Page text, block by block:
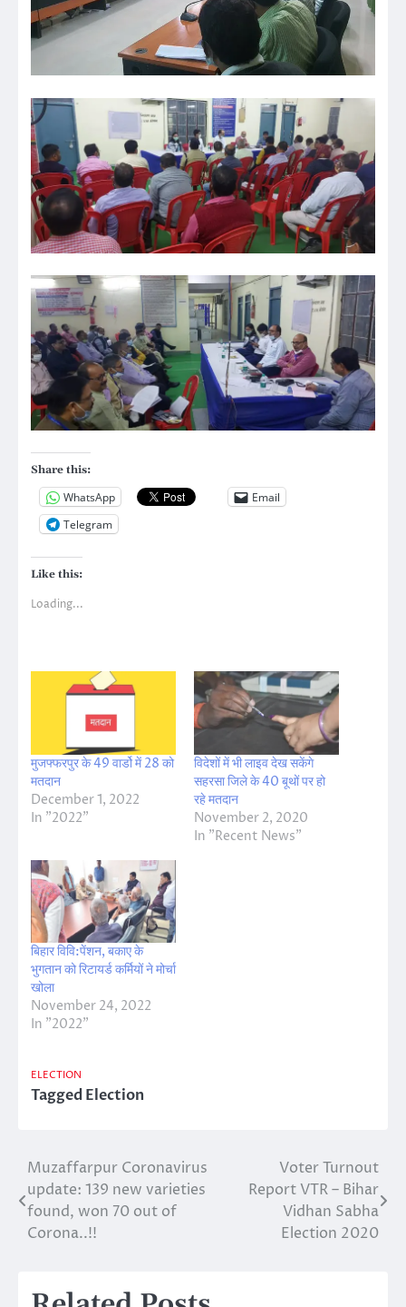
Share this:
WhatsApp
Email
Telegram
Like this:
Loading...
मुजफ्फरपुर के 49 वार्डो में 28 को
मतदान
December 1, 2022
In "2022"
विदेशों में भी लाइव देख सकेंगे
सहरसा जिले के 40 बूथों पर हो
रहे मतदान
November 2, 2020
In "Recent News"
बिहार विवि:पेंशन, बकाए के
भुगतान को रिटायर्ड कर्मियों ने मोर्चा
खोला
November 24, 2022
In "2022"
ELECTION
TaggedElection
Post
navigation
Muzaffarpur Coronavirus
update: 139 new varieties
found, won 70 out of
Corona..!!
Voter Turnout
Report VTR – Bihar
Vidhan Sabha
Election 2020